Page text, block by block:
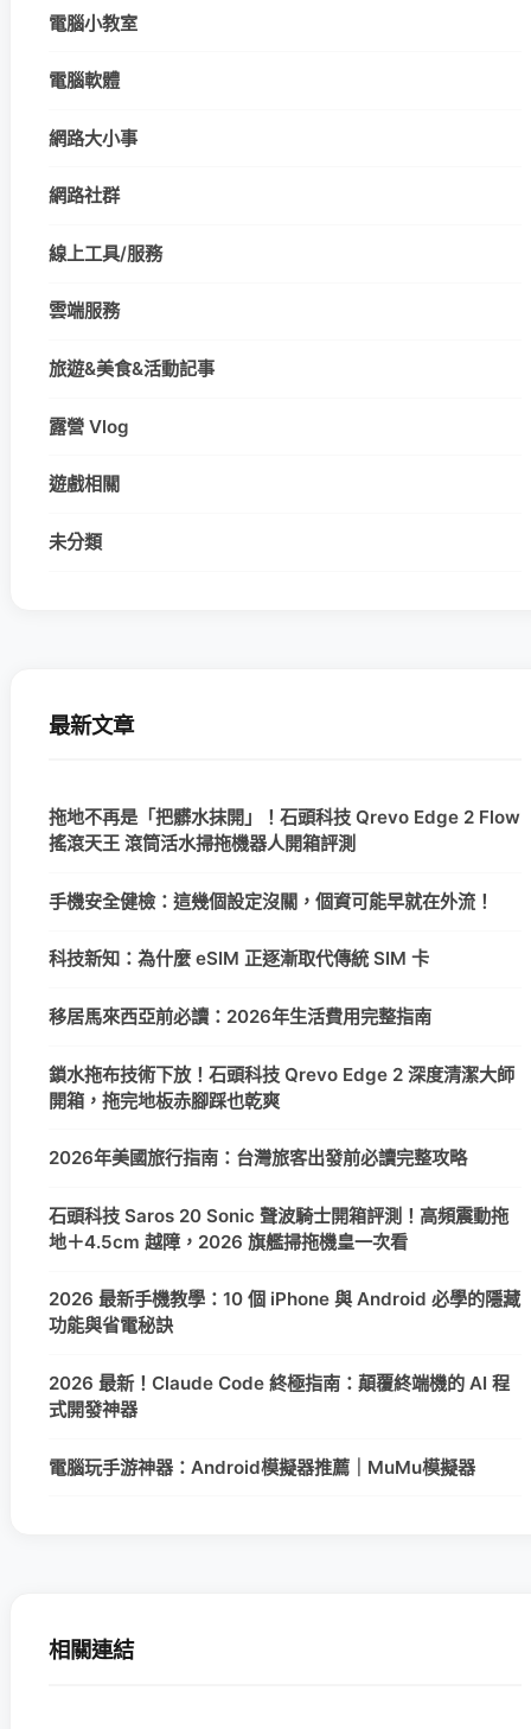
電腦小教室
電腦軟體
網路大小事
網路社群
線上工具/服務
雲端服務
旅遊&美食&活動記事
露營 Vlog
遊戲相關
未分類
最新文章
拖地不再是「把髒水抹開」！石頭科技 Qrevo Edge 2 Flow
搖滾天王 滾筒活水掃拖機器人開箱評測
手機安全健檢：這幾個設定沒關，個資可能早就在外流！
科技新知：為什麼 eSIM 正逐漸取代傳統 SIM 卡
移居馬來西亞前必讀：2026年生活費用完整指南
鎖水拖布技術下放！石頭科技 Qrevo Edge 2 深度清潔大師
開箱，拖完地板赤腳踩也乾爽
2026年美國旅行指南：台灣旅客出發前必讀完整攻略
石頭科技 Saros 20 Sonic 聲波騎士開箱評測！高頻震動拖
地＋4.5cm 越障，2026 旗艦掃拖機皇一次看
2026 最新手機教學：10 個 iPhone 與 Android 必學的隱藏
功能與省電秘訣
2026 最新！Claude Code 終極指南：顛覆終端機的 AI 程
式開發神器
電腦玩手游神器：Android模擬器推薦｜MuMu模擬器
相關連結